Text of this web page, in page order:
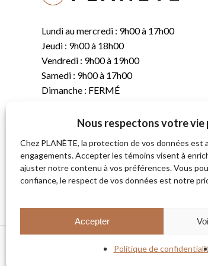
Nous respectons votre vie
Chez PLANÈTE, la protection de vos données est
engagements. Accepter les témoins visent à
ajuster notre contenu à vos préférences. Vous
confiance, le respect de vos données est notre
Accepter
Politique de
Lundi au mercredi : 9h00 à 17h00
Jeudi : 9h00 à 18h00
Vendredi : 9h00 à 19h00
Samedi : 9h00 à 17h00
Dimanche : FERMÉ
(819) 843-8356
C. info@planete.co
681, rue Sherbrooke
Magog (Québec)
© 2026 PLANÈTE CYCLE & SKI. Tous droits